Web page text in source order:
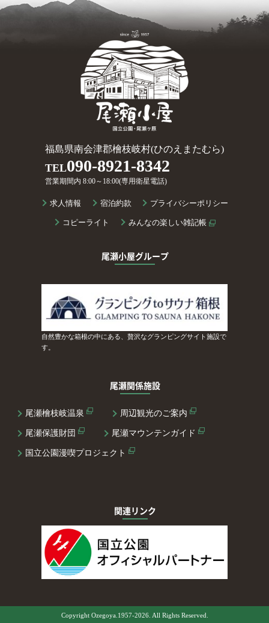
福島県南会津郡檜枝岐村(ひのえまたむら)
TEL090-8921-8342
営業期間内 8:00～18:00(専用衛星電話)
求人情報 宿泊約款 プライバシーポリシー
コピーライト みんなの楽しい雑記帳
尾瀬小屋グループ
自然豊かな箱根の中にある、贅沢なグランピングサイト施設で
す。
尾瀬関係施設
尾瀬檜枝岐温泉 周辺観光のご案内
尾瀬保護財団 尾瀬マウンテンガイド
国立公園漫喫プロジェクト
関連リンク
Copyright Ozegoya.1957-2026. All Rights Reserved.